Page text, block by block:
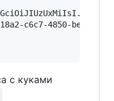
c6c7-4850-be15-
с куками